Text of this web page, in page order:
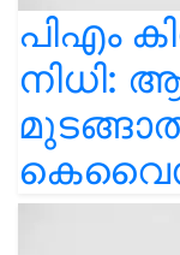
പിഎം
നിധി: